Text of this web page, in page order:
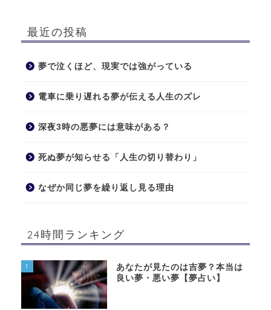
最近の投稿
夢で泣くほど、現実では強がっている
電車に乗り遅れる夢が伝える人生のズレ
深夜3時の悪夢には意味がある？
死ぬ夢が知らせる「人生の切り替わり」
なぜか同じ夢を繰り返し見る理由
24時間ランキング
1
あなたが見たのは吉夢？本当は
良い夢・悪い夢【夢占い】